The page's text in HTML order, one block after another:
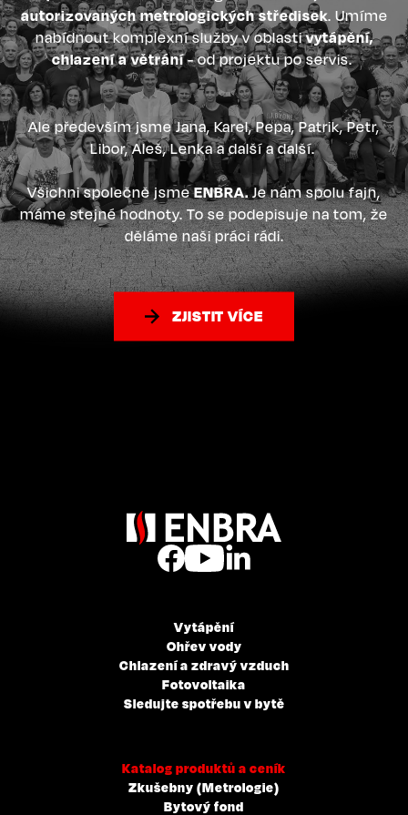
autorizovaných metrologických středisek. Umíme
nabídnout komplexní služby v oblastivytápění,
chlazení a větrání- od projektu po servis.
Ale především jsme Jana, Karel, Pepa, Patrik, Petr,
Libor, Aleš, Lenka a další a další.
Všichni společně jsmeENBRA.Je nám spolu fajn,
máme stejné hodnoty. To se podepisuje na tom, že
děláme naši práci rádi.
ZJISTIT VÍCE
Vytápění
Ohřev vody
Chlazení a zdravý vzduch
Fotovoltaika
Sledujte spotřebu v bytě
Katalog produktů a ceník
Zkušebny (Metrologie)
Bytový fond